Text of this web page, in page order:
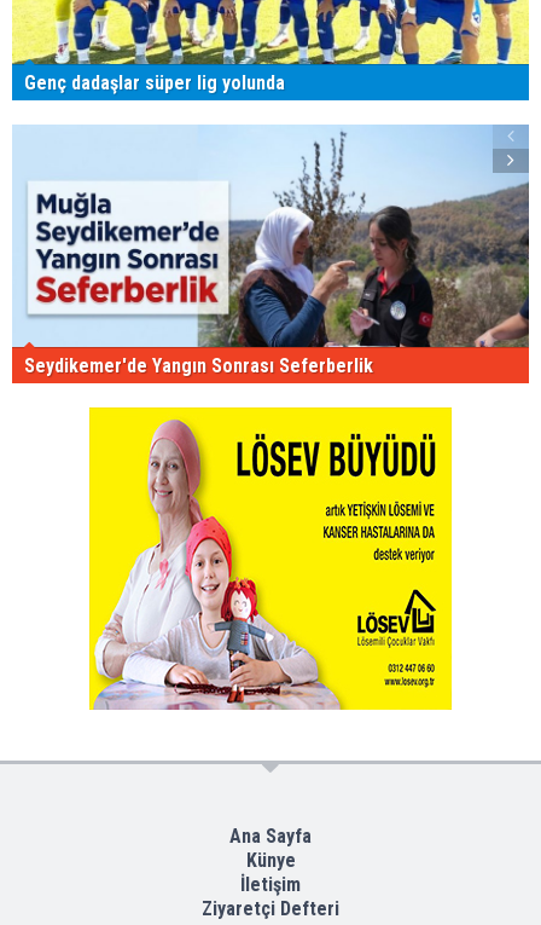
Genç dadaşlar süper lig yolunda
Seydikemer'de Yangın Sonrası Seferberlik
Ana Sayfa
Künye
İletişim
Ziyaretçi Defteri